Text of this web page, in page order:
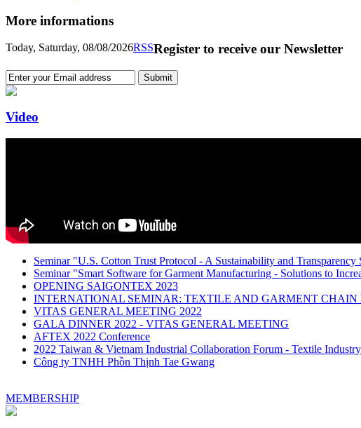
More informations
Today, Saturday, 08/08/2026RSSRegister to receive our Newsletter
Video
Seminar "U.S. Cotton Trust Protocol - A Sustainability and
Seminar "Smart Software for Garment Manufacturing - Solutions to
OPENING SAIGONTEX 2023
INTERNATIONAL SEMINAR: TEXTILE AND GARMENT
VITAS GENERAL MEETING 2022
GALA DINNER 2022 - VITAS GENERAL MEETING
AFTEX 2022 Conference
2022 Taiwan & Vietnam Industrial Collaboration Forum - Textile Industry
Công ty TNHH Phồn Thịnh Tae Gwang
MEMBERSHIP